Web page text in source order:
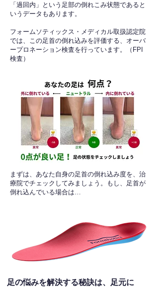
「過回内」という足部の倒れこみ状態であると
いうデータもあります。
フォームソティックス・メディカル取扱認定院
では、この足首の倒れ込みを評価する、オーバ
ープロネーション検査を行っています。（FPI
検査）​
​まずは、あなた自身の足首の倒れ込み度を、治
療院でチェックしてみましょう。もし、足首が
倒れ込んでいる場合は…
足の悩みを解決する秘訣は、足元に